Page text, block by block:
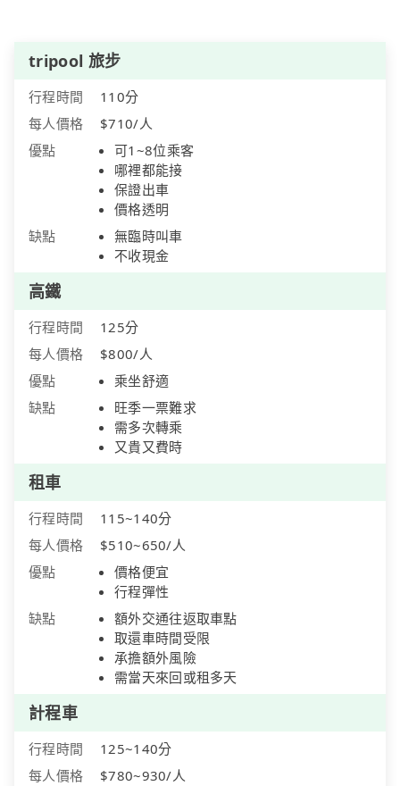
tripool 旅步
行程時間
110分
每人價格
$710/人
優點
可1~8位乘客
哪裡都能接
保證出車
價格透明
缺點
無臨時叫車
不收現金
高鐵
行程時間
125分
每人價格
$800/人
優點
乘坐舒適
缺點
旺季一票難求
需多次轉乘
又貴又費時
租車
行程時間
115~140分
每人價格
$510~650/人
優點
價格便宜
行程彈性
缺點
額外交通往返取車點
取還車時間受限
承擔額外風險
需當天來回或租多天
計程車
行程時間
125~140分
每人價格
$780~930/人